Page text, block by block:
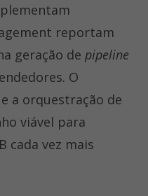
reportam
geração de pipeline
O
a orquestração de
viável para
cada vez mais